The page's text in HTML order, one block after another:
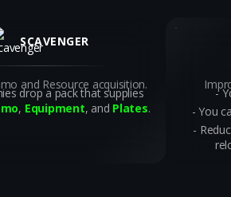
SCAVENGER
and Resource acquisition.
drop a pack that supplies
, Equipment, and Plates.
You